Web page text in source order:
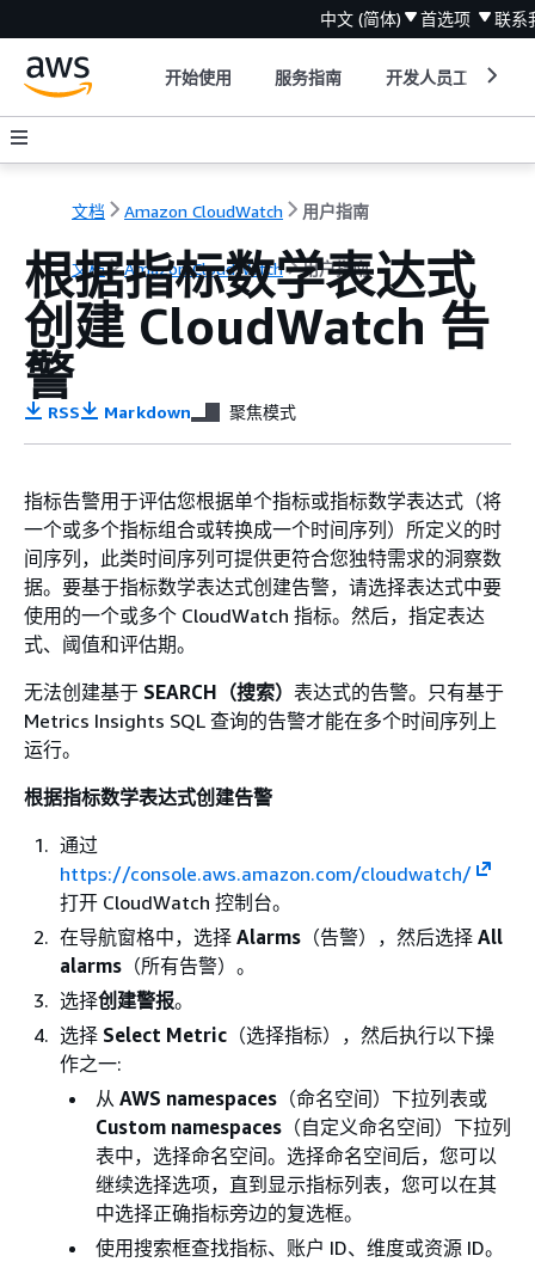
中文 (简体) 首选项 联系
开始使用 服务指南 开发人员工具
文档 Amazon CloudWatch 用户指南
文档 Amazon CloudWatch 用户指南
根据指标数学表达式
创建 CloudWatch 告
警
RSS Markdown 聚焦模式
指标告警用于评估您根据单个指标或指标数学表达式（将
一个或多个指标组合或转换成一个时间序列）所定义的时
间序列，此类时间序列可提供更符合您独特需求的洞察数
据。要基于指标数学表达式创建告警，请选择表达式中要
使用的一个或多个 CloudWatch 指标。然后，指定表达
式、阈值和评估期。
无法创建基于 SEARCH（搜索） 表达式的告警。只有基于
Metrics Insights SQL 查询的告警才能在多个时间序列上
运行。
根据指标数学表达式创建告警
通过
https://console.aws.amazon.com/cloudwatch/
打开 CloudWatch 控制台。
在导航窗格中，选择 Alarms （告警），然后选择 All
alarms （所有告警）。
选择创建警报。
选择 Select Metric （选择指标），然后执行以下操
作之一:
从 AWS namespaces （命名空间）下拉列表或
Custom namespaces （自定义命名空间）下拉列
表中，选择命名空间。选择命名空间后，您可以
继续选择选项，直到显示指标列表，您可以在其
中选择正确指标旁边的复选框。
使用搜索框查找指标、账户 ID、维度或资源 ID。